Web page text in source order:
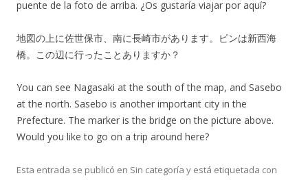
puente de la foto de arriba. ¿Os gustaría viajar por aquí?
地図の上に佐世保市、南に長崎市があります。ピンは新西海
橋。この辺に行ったことありますか？
You can see Nagasaki at the south of the map, and Sasebo
at the north. Sasebo is another important city in the
Prefecture. The marker is the bridge on the picture above.
Would you like to go on a trip around here?
Esta entrada se publicó en Sin categoría y está etiquetada con